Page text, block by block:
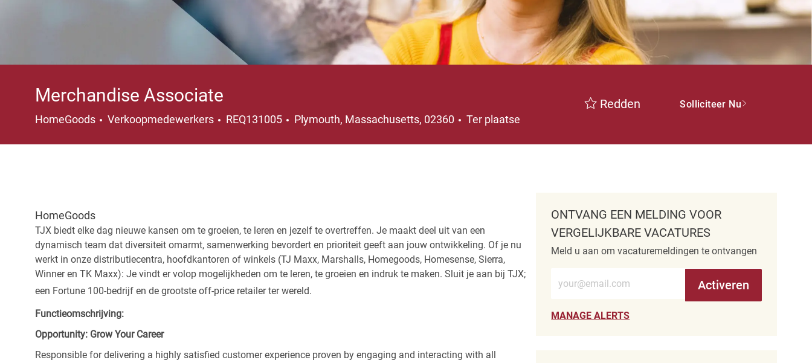
Merchandise Associate
HomeGoods Categorie
Verkoopmedewerkers REQ131005 Plaats
Plymouth, Massachusetts, 02360 Ter plaatse
Redden Solliciteer Nu
HomeGoods
TJX biedt elke dag nieuwe kansen om te groeien, te leren en jezelf te overtreffen. Je maakt deel uit van een
dynamisch team dat diversiteit omarmt, samenwerking bevordert en prioriteit geeft aan jouw ontwikkeling. Of je nu
werkt in onze distributiecentra, hoofdkantoren of winkels (TJ Maxx, Marshalls, Homegoods, Homesense, Sierra,
Winner en TK Maxx): Je vindt er volop mogelijkheden om te leren, te groeien en indruk te maken. Sluit je aan bij TJX;
een Fortune 100-bedrijf en de grootste off-price retailer ter wereld.
Functieomschrijving:
Opportunity: Grow Your Career
Responsible for delivering a highly satisfied customer experience proven by engaging and interacting with all
ONTVANG EEN MELDING VOOR
VERGELIJKBARE VACATURES
Meld u aan om vacaturemeldingen te ontvangen
Activeren
MANAGE ALERTS